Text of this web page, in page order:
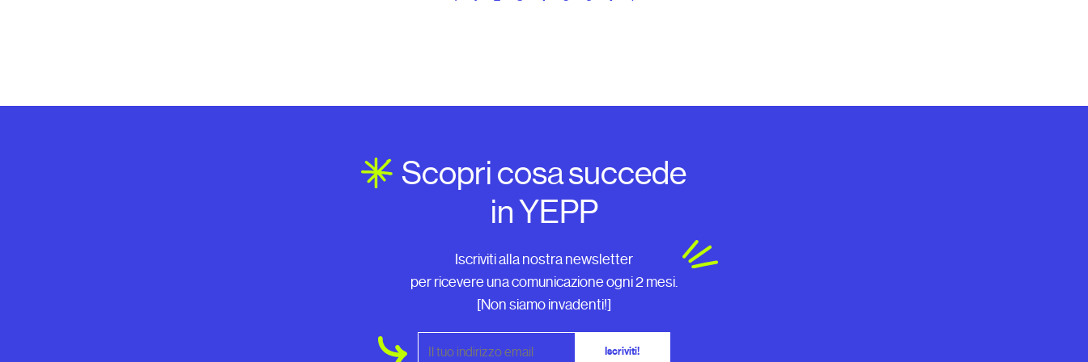
Scopri cosa succede
in YEPP
Iscriviti alla nostra newsletter
per ricevere una comunicazione ogni 2 mesi.
[Non siamo invadenti!]
Iscriviti!